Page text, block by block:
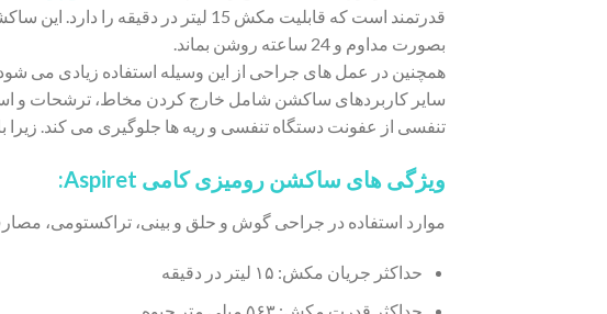
قدرتمند است که قابلیت مکش 15
بصورت مداوم و 24 ساعته روشن بماند.
همچنین در عمل های جراحی از این وسیله استفاده زیادی می
سایر کاربردهای ساکشن شامل خارج کردن مخاط، ترشحات و
تنفسی از عفونت دستگاه تنفسی و ریه ها جلوگیری می کند. زیرا
ویژگی های ساکشن رومیزی کامی Aspiret:
موارد استفاده در جراحی گوش و حلق و بینی، تراکستومی،
حداکثر جریان مکش: ۱۵ لیتر در دقیقه